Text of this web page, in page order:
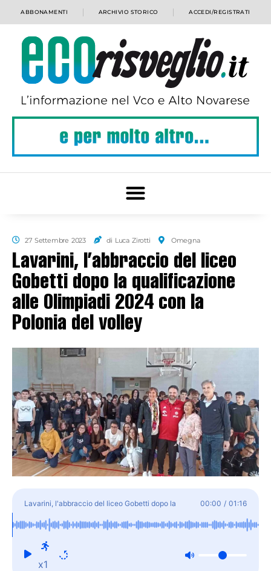
ABBONAMENTI ARCHIVIO STORICO ACCEDI/REGISTRATI
27 Settembre 2023 di Luca Zirotti Omegna
Lavarini, l’abbraccio del liceo
Gobetti dopo la qualificazione
alle Olimpiadi 2024 con la
Polonia del volley
Lavarini, l'abbraccio del liceo Gobetti dopo la
qualificazione alle Olimpiadi 2024 con la Polonia
del volley
00:00 / 01:16
x1